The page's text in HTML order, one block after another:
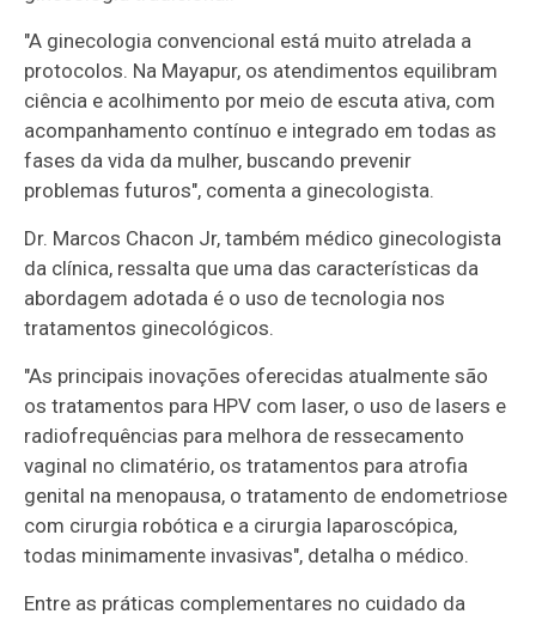
"A ginecologia convencional está muito atrelada a
protocolos. Na Mayapur, os atendimentos equilibram
ciência e acolhimento por meio de escuta ativa, com
acompanhamento contínuo e integrado em todas as
fases da vida da mulher, buscando prevenir
problemas futuros", comenta a ginecologista.
Dr. Marcos Chacon Jr, também médico ginecologista
da clínica, ressalta que uma das características da
abordagem adotada é o uso de tecnologia nos
tratamentos ginecológicos.
"As principais inovações oferecidas atualmente são
os tratamentos para HPV com laser, o uso de lasers e
radiofrequências para melhora de ressecamento
vaginal no climatério, os tratamentos para atrofia
genital na menopausa, o tratamento de endometriose
com cirurgia robótica e a cirurgia laparoscópica,
todas minimamente invasivas", detalha o médico.
Entre as práticas complementares no cuidado da